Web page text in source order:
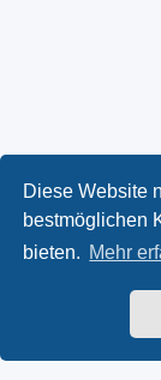
Diese Website
bestmöglichen
bieten. Mehr